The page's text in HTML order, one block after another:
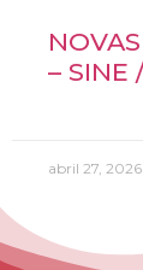
– SINE
abril 27, 2026